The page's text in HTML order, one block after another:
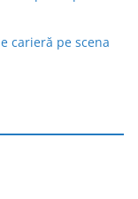
carieră pe scena